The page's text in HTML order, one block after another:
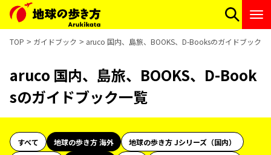
TOP ガイドブック aruco 国内、島旅、BOOKS、D-Booksのガイドブック一
aruco 国内、島旅、BOOKS、D-Book
sのガイドブック一覧
すべて 地球の歩き方 海外
地球の歩き方 Jシリーズ（国内）